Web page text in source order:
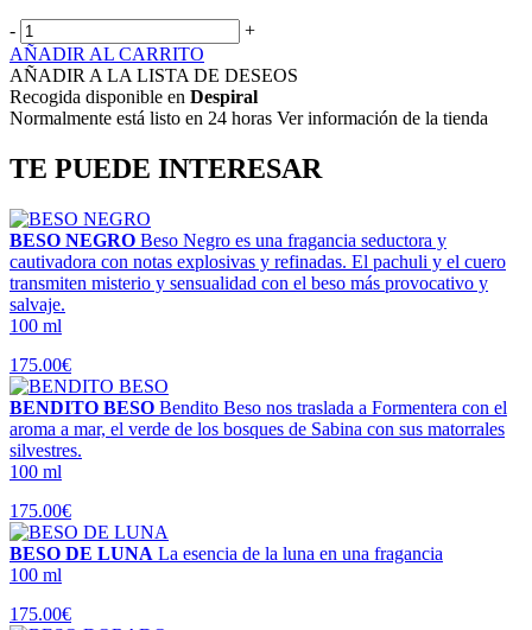
-
+
AÑADIR AL CARRITO
AÑADIR A LA LISTA DE DESEOS
Recogida disponible en Despiral
Normalmente está listo en 24 horas Ver información de la tienda
TE PUEDE INTERESAR
BESO NEGRO Beso Negro es una fragancia seductora y
cautivadora con notas explosivas y refinadas. El pachuli y el cuero
transmiten misterio y sensualidad con el beso más provocativo y
salvaje.
100 ml
175.00€
BENDITO BESO Bendito Beso nos traslada a Formentera con el
aroma a mar, el verde de los bosques de Sabina con sus matorrales
silvestres.
100 ml
175.00€
BESO DE LUNA La esencia de la luna en una fragancia
100 ml
175.00€